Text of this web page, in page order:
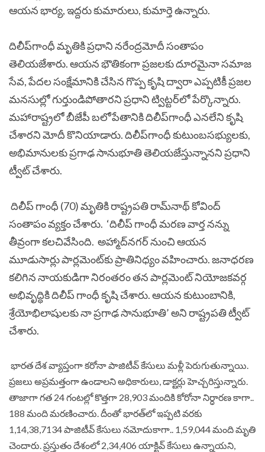
ఆయన భార్య, ఇద్దరు కుమారులు, కుమార్తె ఉన్నారు.
దిలీప్‌గాంధీ మృతికి ప్ర‌ధాని న‌రేంద్ర‌మోదీ సంతాపం
తెలియ‌జేశారు. ఆయ‌న భౌతికంగా ప్ర‌జ‌ల‌కు దూర‌మైనా స‌మాజ
సేవ‌, పేద‌ల సంక్షేమానికి చేసిన గొప్ప కృషి ద్వారా ఎప్ప‌టికీ ప్ర‌జ‌ల
మ‌నసుల్లో గుర్తుండిపోతార‌ని ప్ర‌ధాని ట్విట్ట‌ర్‌లో పేర్కొన్నారు.
మ‌హారాష్ట్ర‌లో బీజేపీ బ‌లోపేతానికి దిలీప్‌గాంధీ ఎన‌లేని కృషి
చేశార‌ని మోదీ కొనియాడారు. దిలీప్‌గాంధీ కుటుంబ‌స‌భ్యుల‌కు,
అభిమానుల‌కు ప్ర‌గాఢ సానుభూతి తెలియ‌జేస్తున్నాన‌ని ప్ర‌ధాని
ట్వీట్ చేశారు. ‌
దిలీప్‌ గాంధీ (70) మృతికి రాష్ట్రపతి రామ్‌నాథ్‌ కోవింద్‌
సంతాపం వ్యక్తం చేశారు. ‘దిలీప్‌ గాంధీ మరణ వార్త నన్ను
తీవ్రంగా కలచివేసింది. అహ్మాద్‌నగర్‌ నుంచి ఆయన
మూడుసార్లు పార్లమెంట్‌కు ప్రాతినిధ్యం వహించారు. జనాధరణ
కలిగిన నాయకుడిగా నిరంతరం తన పార్లమెంట్‌ నియోజకవర్గ
అభివృద్ధికి దిలీప్‌ గాంధీ కృషి చేశారు. ఆయన కుటుంబానికి,
శ్రేయోభిలాషులకు నా ప్రగాఢ సానుభూతి’ అని రాష్ట్రపతి ట్వీట్‌
చేశారు.
భారత దేశ వ్యాప్తంగా కరోనా పాజిటీవ్ కేసులు మళ్లీ పెరుగుతున్నాయి.
ప్రజలు అప్రమత్తంగా ఉండాలని అధికారులు, డాక్టర్లు హెచ్చరిస్తున్నారు.
తాజాగా గత 24 గంటల్లో కొత్తగా 28,903 మందికి కోరోనా నిర్ధారణ కాగా..
188 మంది మరణించారు. దీంతో భారత్‌లో ఇప్పటి వరకు
1,14,38,7134 పాజిటీవ్ కేసులు నమోదుకాగా.. 1,59,044 మంది మృతి
చెందారు. ప్రస్తుతం దేశంలో 2,34,406 యాక్టివ్ కేసులు ఉన్నాయని,